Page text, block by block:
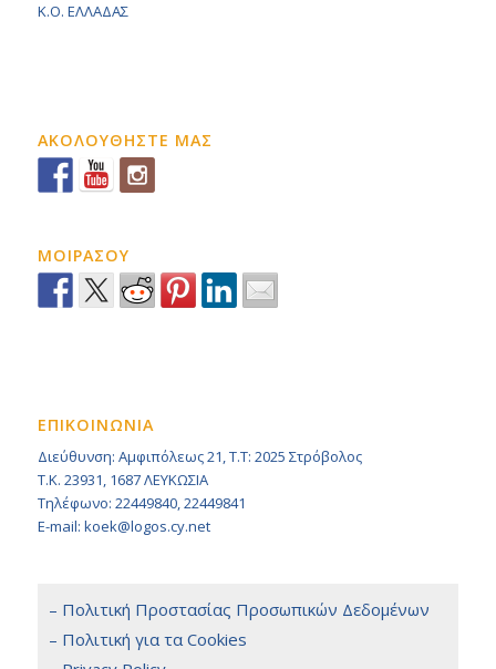
K.O. ΕΛΛΑΔΑΣ
ΑΚΟΛΟΥΘΗΣΤΕ ΜΑΣ
ΜΟΙΡΑΣΟΥ
ΕΠΙΚΟΙΝΩΝΙΑ
Διεύθυνση: Αμφιπόλεως 21, Τ.Τ: 2025 Στρόβολος
Τ.Κ. 23931, 1687 ΛΕΥΚΩΣΙΑ
Τηλέφωνο: 22449840, 22449841
E-mail: koek@logos.cy.net
– Πολιτική Προστασίας Προσωπικών Δεδομένων
– Πολιτική για τα Cookies